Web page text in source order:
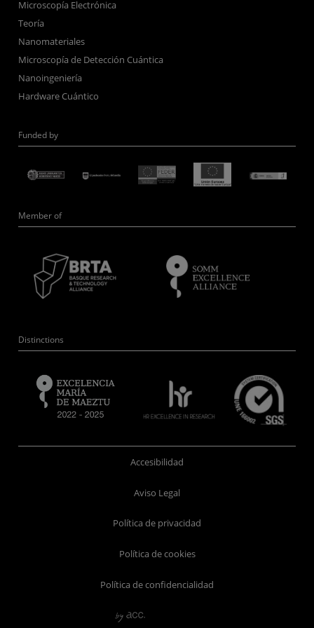
Microscopía Electrónica
Teoría
Nanomateriales
Microscopía de Detección Cuántica
Nanoingeniería
Hardware Cuántico
Funded by
Member of
Distinctions
Accesibilidad
Aviso Legal
Política de privacidad
Política de cookies
Política de confidencialidad